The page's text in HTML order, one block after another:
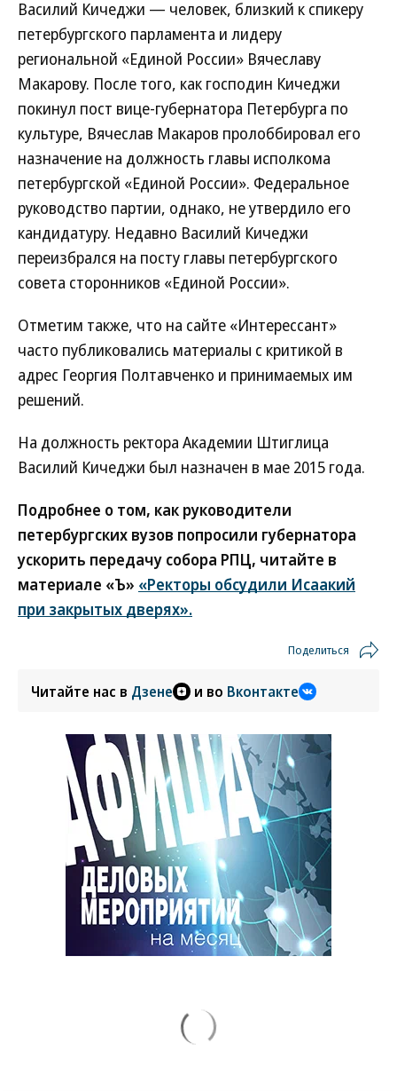
Василий Кичеджи — человек, близкий к спикеру
петербургского парламента и лидеру
региональной «Единой России» Вячеславу
Макарову. После того, как господин Кичеджи
покинул пост вице-губернатора Петербурга по
культуре, Вячеслав Макаров пролоббировал его
назначение на должность главы исполкома
петербургской «Единой России». Федеральное
руководство партии, однако, не утвердило его
кандидатуру. Недавно Василий Кичеджи
переизбрался на посту главы петербургского
совета сторонников «Единой России».
Отметим также, что на сайте «Интерессант»
часто публиковались материалы с критикой в
адрес Георгия Полтавченко и принимаемых им
решений.
На должность ректора Академии Штиглица
Василий Кичеджи был назначен в мае 2015 года.
Подробнее о том, как руководители
петербургских вузов попросили губернатора
ускорить передачу собора РПЦ, читайте в
материале «Ъ» «Ректоры обсудили Исаакий
при закрытых дверях».
Поделиться
Читайте нас в Дзене и во Вконтакте